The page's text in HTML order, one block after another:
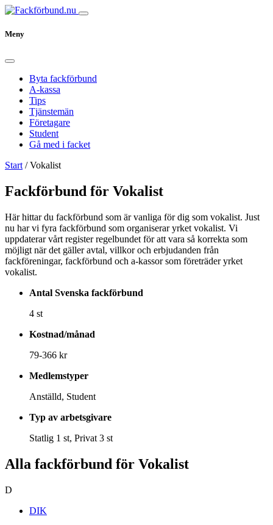
Meny
Byta fackförbund
A-kassa
Tips
Tjänstemän
Företagare
Student
Gå med i facket
Start /Vokalist
Fackförbund för Vokalist
Här hittar du fackförbund som är vanliga för dig som vokalist. Just
nu har vi fyra fackförbund som organiserar yrket vokalist. Vi
uppdaterar vårt register regelbundet för att vara så korrekta som
möjligt när det gäller avtal, villkor och erbjudanden från
fackföreningar, fackförbund och a-kassor som företräder yrket
vokalist.
Antal Svenska fackförbund
4 st
Kostnad/månad
79-366 kr
Medlemstyper
Anställd, Student
Typ av arbetsgivare
Statlig 1 st, Privat 3 st
Alla fackförbund för Vokalist
D
DIK